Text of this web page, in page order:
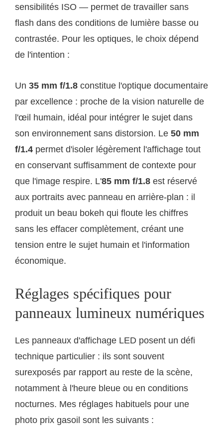
sensibilités ISO — permet de travailler sans
flash dans des conditions de lumière basse ou
contrastée. Pour les optiques, le choix dépend
de l'intention :
Un 35 mm f/1.8 constitue l'optique documentaire
par excellence : proche de la vision naturelle de
l'œil humain, idéal pour intégrer le sujet dans
son environnement sans distorsion. Le 50 mm
f/1.4 permet d'isoler légèrement l'affichage tout
en conservant suffisamment de contexte pour
que l'image respire. L'85 mm f/1.8 est réservé
aux portraits avec panneau en arrière-plan : il
produit un beau bokeh qui floute les chiffres
sans les effacer complètement, créant une
tension entre le sujet humain et l'information
économique.
Réglages spécifiques pour
panneaux lumineux numériques
Les panneaux d'affichage LED posent un défi
technique particulier : ils sont souvent
surexposés par rapport au reste de la scène,
notamment à l'heure bleue ou en conditions
nocturnes. Mes réglages habituels pour une
photo prix gasoil sont les suivants :